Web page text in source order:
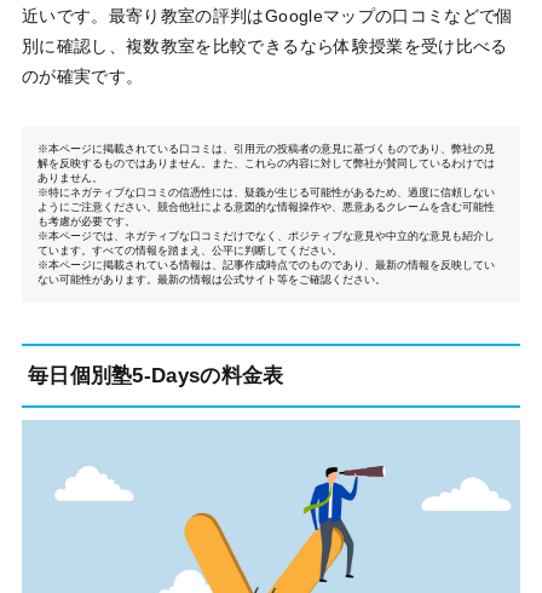
近いです。最寄り教室の評判はGoogleマップの口コミなどで個
別に確認し、複数教室を比較できるなら体験授業を受け比べる
のが確実です。
※本ページに掲載されている口コミは、引用元の投稿者の意見に基づくものであり、弊社の見
解を反映するものではありません。また、これらの内容に対して弊社が賛同しているわけでは
ありません。
※特にネガティブな口コミの信憑性には、疑義が生じる可能性があるため、過度に信頼しない
ようにご注意ください。競合他社による意図的な情報操作や、悪意あるクレームを含む可能性
も考慮が必要です。
※本ページでは、ネガティブな口コミだけでなく、ポジティブな意見や中立的な意見も紹介し
ています。すべての情報を踏まえ、公平に判断してください。
※本ページに掲載されている情報は、記事作成時点でのものであり、最新の情報を反映してい
ない可能性があります。最新の情報は公式サイト等をご確認ください。
毎日個別塾5-Daysの料金表